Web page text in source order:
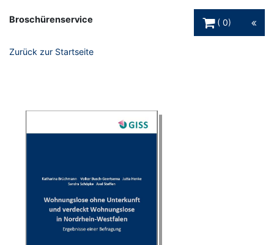
Broschürenservice
0
Zurück zur Startseite